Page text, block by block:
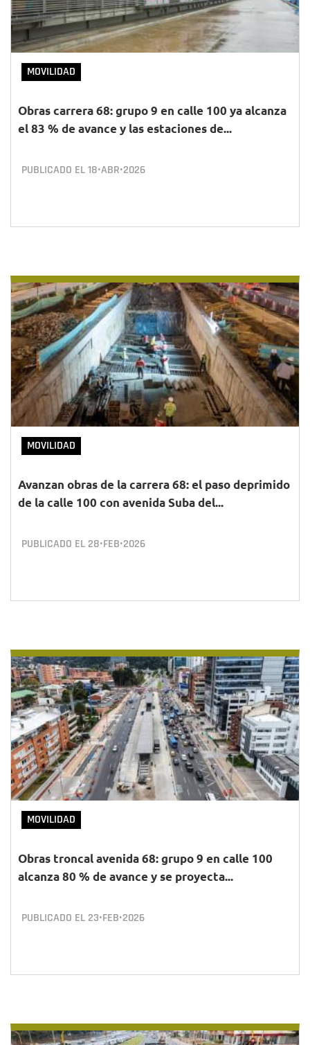
MOVILIDAD
Obras carrera 68: grupo 9 en calle 100 ya alcanza
el 83 % de avance y las estaciones de...
PUBLICADO EL18•ABR•2026
MOVILIDAD
Avanzan obras de la carrera 68: el paso deprimido
de la calle 100 con avenida Suba del...
PUBLICADO EL 28•FEB•2026
MOVILIDAD
Obras troncal avenida 68: grupo 9 en calle 100
alcanza 80 % de avance y se proyecta...
PUBLICADO EL 23•FEB•2026